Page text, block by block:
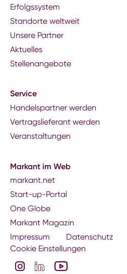
Erfolgssystem
Standorte weltweit
Unsere Partner
Aktuelles
Stellenangebote
Service
Handelspartner werden
Vertragslieferant werden
Veranstaltungen
Markant im Web
markant.net
Start-up-Portal
One Globe
Markant Magazin
Impressum
Datenschutz
Cookie Einstellungen